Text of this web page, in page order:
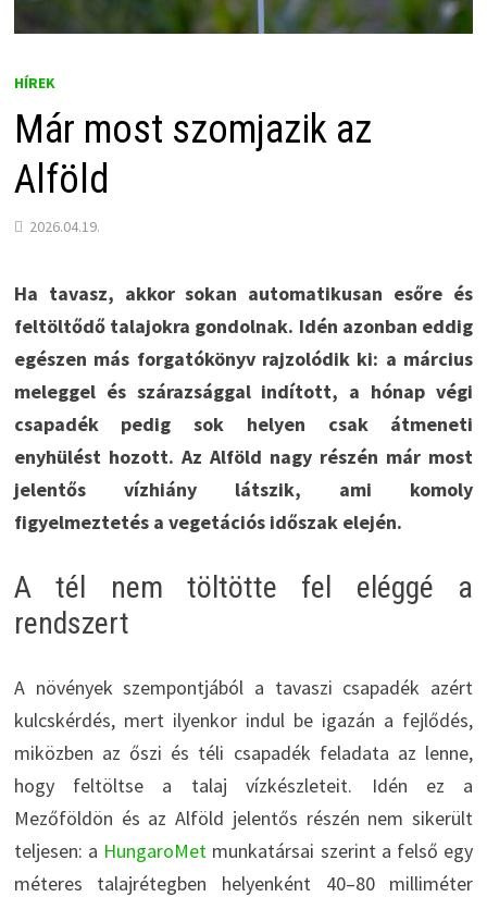
HÍREK
Már most szomjazik az
Alföld
2026.04.19.
Ha tavasz, akkor sokan automatikusan esőre és
feltöltődő talajokra gondolnak. Idén azonban eddig
egészen más forgatókönyv rajzolódik ki: a március
meleggel és szárazsággal indított, a hónap végi
csapadék pedig sok helyen csak átmeneti
enyhülést hozott. Az Alföld nagy részén már most
jelentős vízhiány látszik, ami komoly
figyelmeztetés a vegetációs időszak elején.
A tél nem töltötte fel eléggé a
rendszert
A növények szempontjából a tavaszi csapadék azért
kulcskérdés, mert ilyenkor indul be igazán a fejlődés,
miközben az őszi és téli csapadék feladata az lenne,
hogy feltöltse a talaj vízkészleteit. Idén ez a
Mezőföldön és az Alföld jelentős részén nem sikerült
teljesen: a HungaroMet munkatársai szerint a felső egy
méteres talajrétegben helyenként 40–80 milliméter